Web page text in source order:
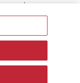
usadas para
Ao
A Raia Drogasil
Todos os pedidos